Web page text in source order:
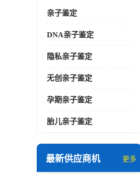
亲子鉴定
DNA亲子鉴定
隐私亲子鉴定
无创亲子鉴定
孕期亲子鉴定
胎儿亲子鉴定
最新供应商机 更多